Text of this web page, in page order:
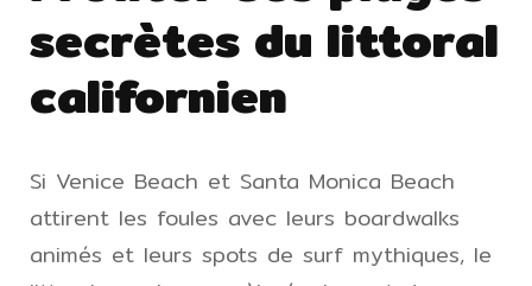
secrètes du littoral
californien
Si Venice Beach et Santa Monica Beach
attirent les foules avec leurs boardwalks
animés et leurs spots de surf mythiques, le